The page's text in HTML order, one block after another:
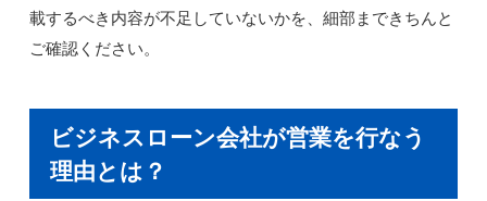
載するべき内容が不足していないかを、細部まできちんと
ご確認ください。
ビジネスローン会社が営業を行なう
理由とは？